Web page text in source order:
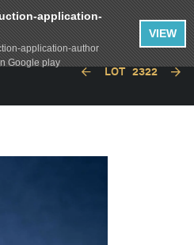
LOT 2322
application-
application-author
Google play
VIEW